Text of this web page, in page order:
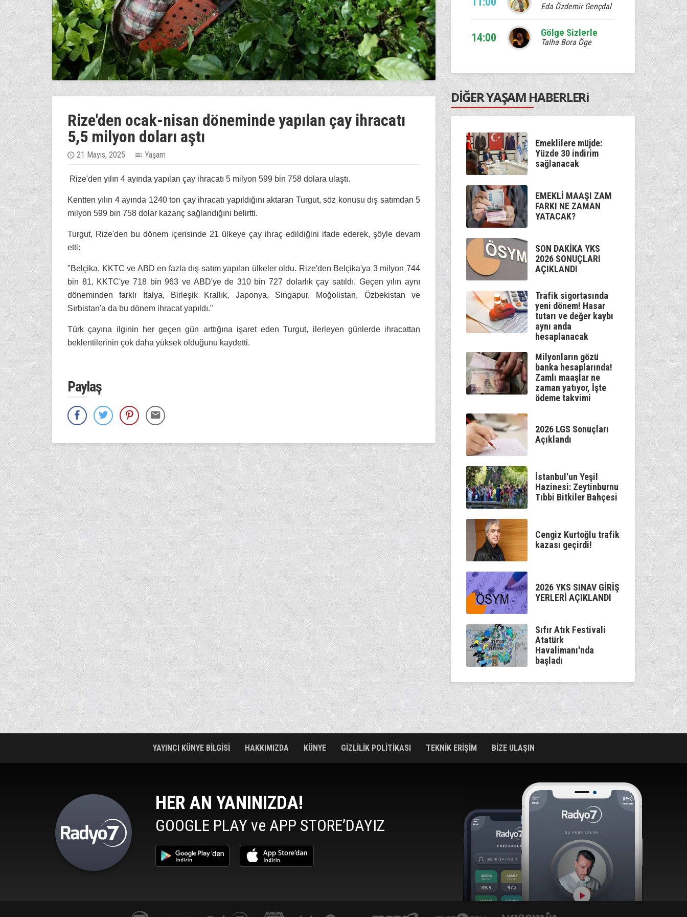
Rize'den ocak-nisan döneminde yapılan çay ihracatı
5,5 milyon doları aştı
21 Mayıs, 2025 Yaşam
Rize'den yılın 4 ayında yapılan çay ihracatı 5 milyon 599 bin 758 dolara ulaştı.
Kentten yılın 4 ayında 1240 ton çay ihracatı yapıldığını aktaran Turgut, söz konusu dış satımdan 5
milyon 599 bin 758 dolar kazanç sağlandığını belirtti.
Turgut, Rize'den bu dönem içerisinde 21 ülkeye çay ihraç edildiğini ifade ederek, şöyle devam
etti:
"Belçika, KKTC ve ABD en fazla dış satım yapılan ülkeler oldu. Rize'den Belçika'ya 3 milyon 744
bin 81, KKTC'ye 718 bin 963 ve ABD'ye de 310 bin 727 dolarlık çay satıldı. Geçen yılın aynı
döneminden farklı İtalya, Birleşik Krallık, Japonya, Singapur, Moğolistan, Özbekistan ve
Sırbistan'a da bu dönem ihracat yapıldı."
Türk çayına ilginin her geçen gün arttığına işaret eden Turgut, ilerleyen günlerde ihracattan
beklentilerinin çok daha yüksek olduğunu kaydetti.
Paylaş
Eda Özdemir Gençdal
14:00 Gölge Sizlerle
Talha Bora Öge
17:00 Venhar Sağıroğlu
20:00 Kum Saati
Murat Çetin
22:00 Kaan Özdemir
DİĞER YAŞAM HABERLERi
Emeklilere müjde:
Yüzde 30 indirim
sağlanacak
EMEKLİ MAAŞI ZAM
FARKI NE ZAMAN
YATACAK?
SON DAKİKA YKS
2026 SONUÇLARI
AÇIKLANDI
Trafik sigortasında
yeni dönem! Hasar
tutarı ve değer kaybı
aynı anda
hesaplanacak
Milyonların gözü
banka hesaplarında!
Zamlı maaşlar ne
zaman yatıyor, İşte
ödeme takvimi
2026 LGS Sonuçları
Açıklandı
İstanbul'un Yeşil
Hazinesi: Zeytinburnu
Tıbbi Bitkiler Bahçesi
Cengiz Kurtoğlu trafik
kazası geçirdi!
2026 YKS SINAV GİRİŞ
YERLERİ AÇIKLANDI
Sıfır Atık Festivali
Atatürk
Havalimanı'nda
başladı
YAYINCI KÜNYE BİLGİSİ HAKKIMIZDA KÜNYE GİZLİLİK POLİTİKASI TEKNİK ERİŞİM BİZE ULAŞIN
HER AN YANINIZDA!
GOOGLE PLAY ve APP STORE’DAYIZ